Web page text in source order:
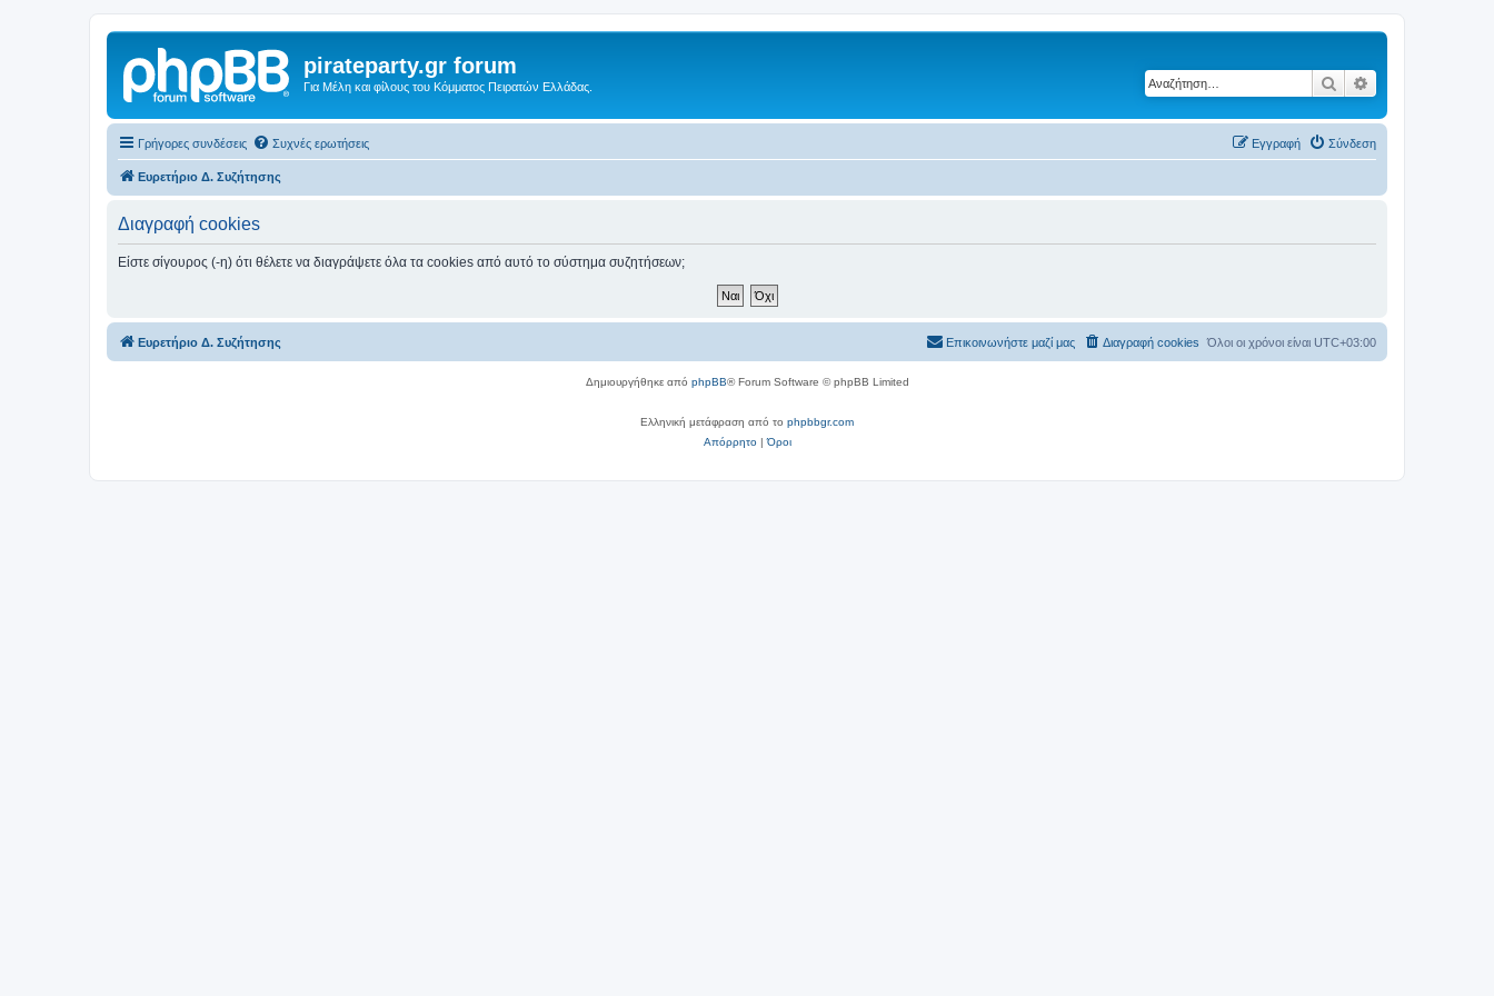
pirateparty.gr forum
Για Μέλη και φίλους του Κόμματος Πειρατών Ελλάδας. Αναζήτηση
Γρήγορες συνδέσεις Συχνές ερωτήσεις Σύνδεση
Εγγραφή
Ευρετήριο Δ. Συζήτησης
Διαγραφή cookies
Είστε σίγουρος (-η) ότι θέλετε να διαγράψετε όλα τα cookies από αυτό το σύστημα συζητήσεων;
Ευρετήριο Δ. Συζήτησης Όλοι οι χρόνοι είναι UTC+03:00
Διαγραφή cookies
Επικοινωνήστε μαζί μας
Δημιουργήθηκε από phpBB® Forum Software © phpBB Limited
Ελληνική μετάφραση από το phpbbgr.com
Απόρρητο|Όροι